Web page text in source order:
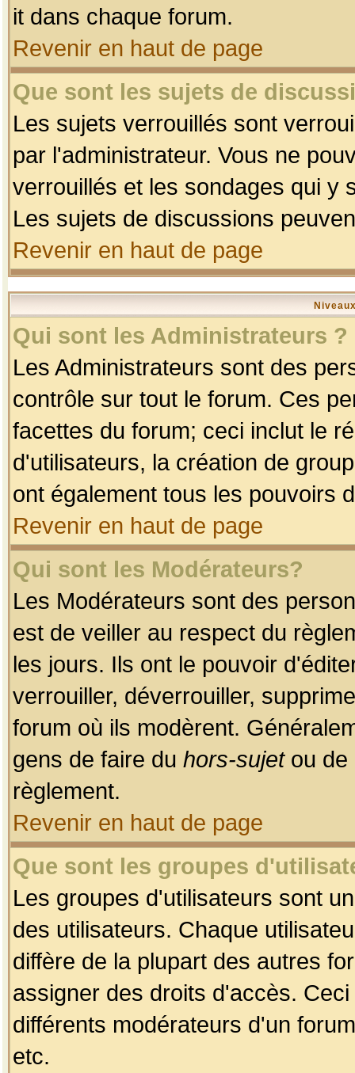
it dans chaque forum.
Revenir en haut de page
Que sont les sujets de
Les sujets verrouillés sont
par l'administrateur. Vous ne
verrouillés et les sondages qui y
Les sujets de discussions
Revenir en haut de page
Qui sont les Administrateurs ?
Les Administrateurs sont des
contrôle sur tout le forum. Ces
facettes du forum; ceci inclut le
d'utilisateurs, la création de
ont également tous les pouvoirs
Revenir en haut de page
Qui sont les Modérateurs?
Les Modérateurs sont des
est de veiller au respect du
les jours. Ils ont le pouvoir
verrouiller, déverrouiller,
forum où ils modèrent.
gens de faire du hors-sujetou de
règlement.
Revenir en haut de page
Que sont les groupes
Les groupes d'utilisateurs sont
des utilisateurs. Chaque
diffère de la plupart des autres
assigner des droits d'accès.
différents modérateurs d'un
etc.